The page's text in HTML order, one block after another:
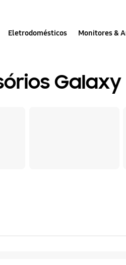
Eletrodomésticos Monitores &
Galaxy